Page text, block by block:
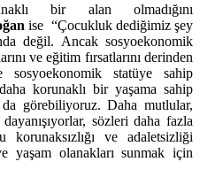
bir alan olmadığını
ise “Çocukluk dediğimiz şey
değil. Ancak sosyoekonomik
ve eğitim fırsatlarını derinden
statüye sahip
korunaklı bir yaşama sahip
görebiliyoruz. Daha mutlular,
sözleri daha fazla
ve adaletsizliği
yaşam olanakları sunmak için